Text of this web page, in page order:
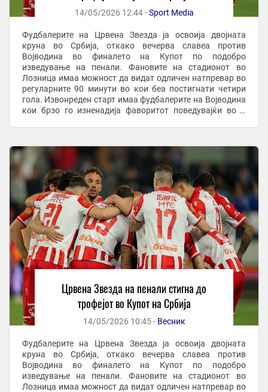
14/05/2026 12:44 -Sport Media
Фудбалерите на Црвена Звезда ја освоија двојната
круна во Србија, откако вечерва славеа против
Војводина во финалето на Купот по подобро
изведување на пенали. Фановите на стадионот во
Лозница имаа можност да видат одличен натпревар во
регуларните 90 минути во кои беа постигнати четири
гола. Извонреден старт имаа фудбалерите на Војводина
кои брзо го изненадија фаворитот поведувајќи во 2
Црвена Звезда на пенали стигна до
трофејот во Купот на Србија
14/05/2026 10:45 - Весник
Фудбалерите на Црвена Звезда ја освоија двојната
круна во Србија, откако вечерва славеа против
Војводина во финалето на Купот по подобро
изведување на пенали. Фановите на стадионот во
Лозница имаа можност да видат одличен натпревар во